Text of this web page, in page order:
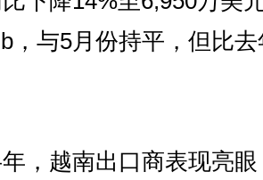
，与5月份持平，但比
越南出口商表现亮眼